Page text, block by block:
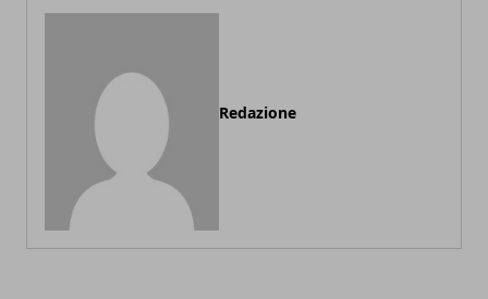
Redazione